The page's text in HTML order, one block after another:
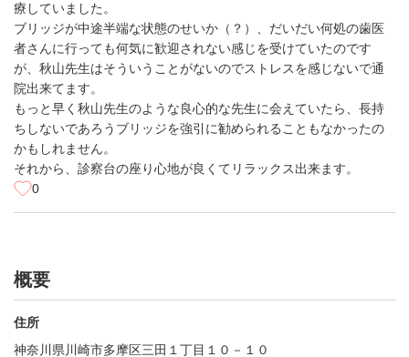
療していました。
ブリッジが中途半端な状態のせいか（？）、だいだい何処の歯医
者さんに行っても何気に歓迎されない感じを受けていたのです
が、秋山先生はそういうことがないのでストレスを感じないで通
院出来てます。
もっと早く秋山先生のような良心的な先生に会えていたら、長持
ちしないであろうブリッジを強引に勧められることもなかったの
かもしれません。
それから、診察台の座り心地が良くてリラックス出来ます。
0
概要
住所
神奈川県川崎市多摩区三田１丁目１０－１０